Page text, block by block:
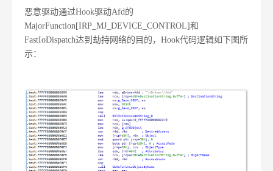
恶意驱动通过Hook驱动Afd的
MajorFunction[IRP_MJ_DEVICE_CONTROL]和
FastIoDispatch达到劫持网络的目的，Hook代码逻辑如下图所
示：